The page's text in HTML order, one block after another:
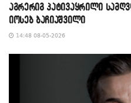
აგრერიგ პატივაყრილი
იოსებ ბაჩიაშვილი
14:48 08-05-2026